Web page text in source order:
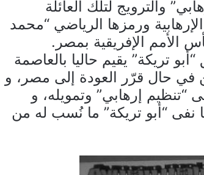
والترويج لتلك العائلة
ورمزها الرياضي “محمد
الأمم الإفريقية بمصر.
تريكة” يقيم حاليا بالعاصمة
في حال قرّر العودة إلى مصر، و
“تنظيم إرهابي” وتمويله، و
نفى “أبو تريكة” ما نُسب له من